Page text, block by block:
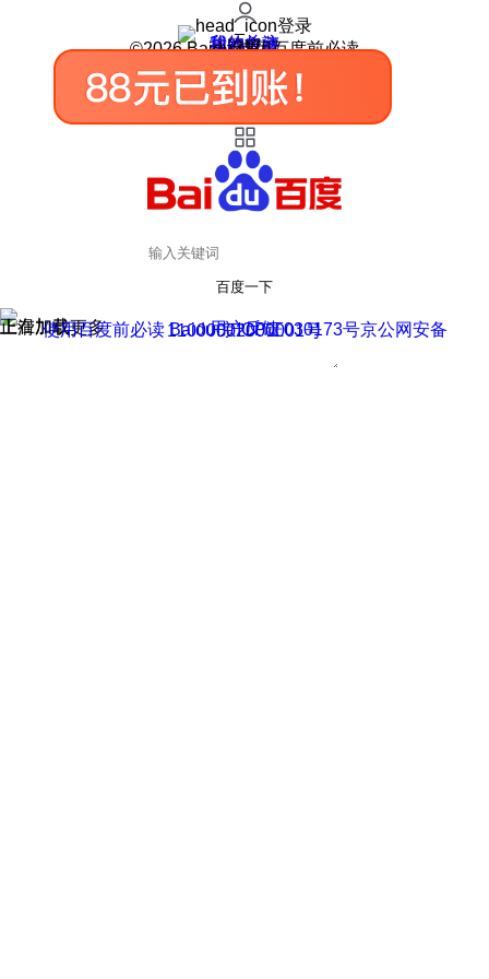
登录
我的关注
我的收藏
皮肤中心
用户反馈
设置
©2026 Baidu 使用百度前必读
百度一下
正在加载
上滑加载更多 用户反馈
使用百度前必读 Baidu 京ICP证030173号
京公网安备11000002000001号